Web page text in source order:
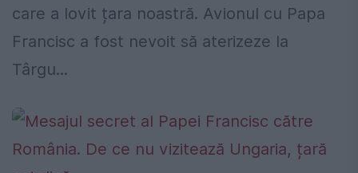
care a lovit țara noastră. Avionul cu Papa
Francisc a fost nevoit să aterizeze la
Târgu...